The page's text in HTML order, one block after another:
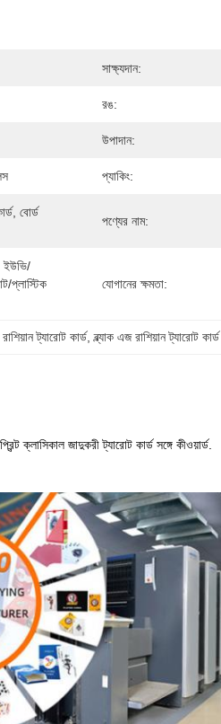
সাক্ষ্যদান:
রঙ:
উপাদান:
প্যাকিং:
বোর্ড
পণ্যের নাম:
ইউভি/
প্লাস্টিক
যোগানের ক্ষমতা:
ট্যারোট কার্ড, ব্ল্যাক এজ রাশিয়ান ট্যারোট কার্ড
ক্লাসিকাল জাদুকরী ট্যারোট কার্ড সঙ্গে কীওয়ার্ড.